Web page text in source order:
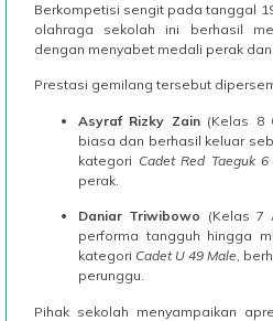
Berkompetisi sengit pada tanggal
olahraga sekolah ini berhasil
dengan menyabet medali perak
Prestasi gemilang tersebut
Asyraf Rizky Zain(Kelas 8
biasa dan berhasil keluar
kategori Cadet Red Taeguk
perak.
Daniar Triwibowo (Kelas 7
performa tangguh hingga
kategori Cadet U 49 Male,
perunggu.
Pihak sekolah menyampaikan